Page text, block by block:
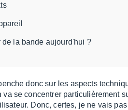
de la bande aujourd'hui ?
donc sur les aspects
va se concen­trer parti­cu­liè­re­ment
Donc, certes, je ne vais